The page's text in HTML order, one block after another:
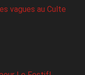
vagues au Culte